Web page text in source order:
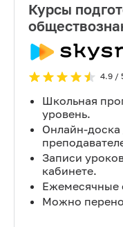
Курсы
4.9/
Школьная
уровень.
Онлайн-доска
Записи
кабинете.
Ежемесячные
Можно